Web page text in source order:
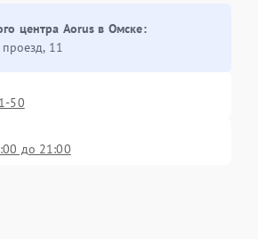
центра Aorus в Омске:
11
50
до 21:00